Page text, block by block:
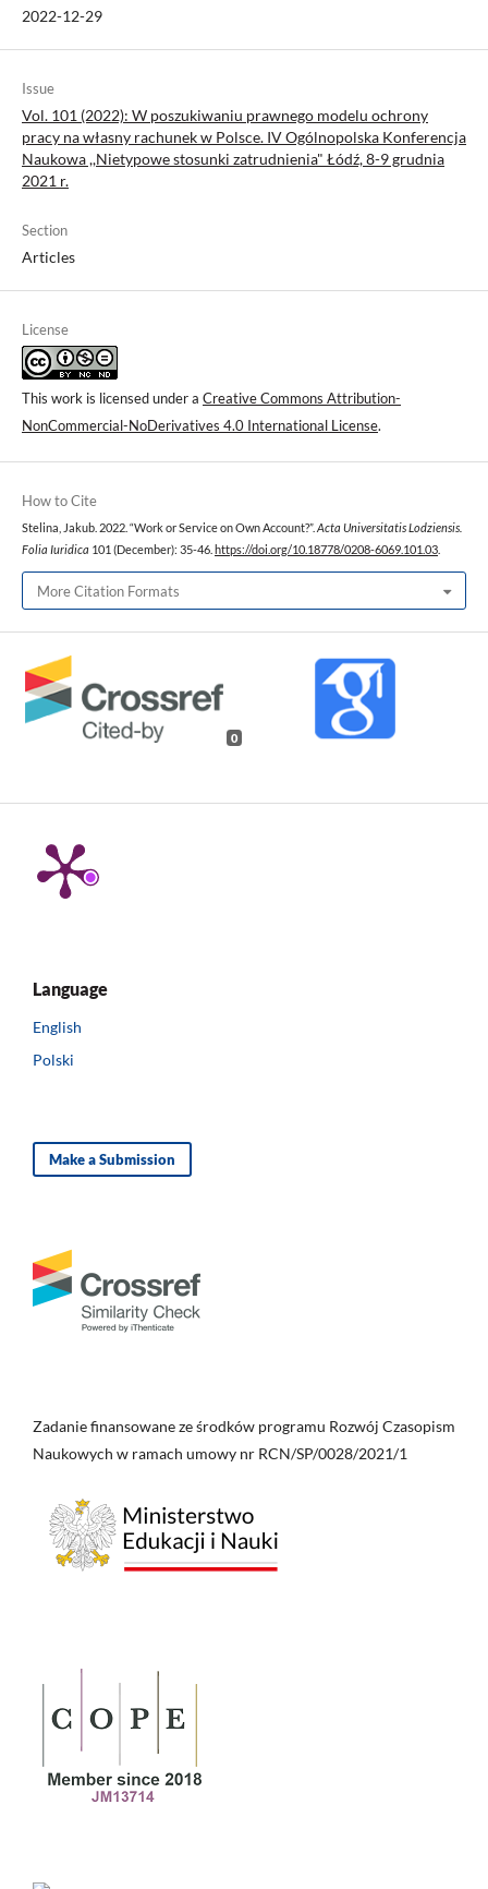
2022-12-29
Issue
Vol. 101 (2022): W poszukiwaniu prawnego modelu ochrony
pracy na własny rachunek w Polsce. IV Ogólnopolska Konferencja
Naukowa ,,Nietypowe stosunki zatrudnienia" Łódź, 8-9 grudnia
2021 r.
Section
Articles
License
This work is licensed under a Creative Commons Attribution-
NonCommercial-NoDerivatives 4.0 International License.
How to Cite
Stelina, Jakub. 2022. “Work or Service on Own Account?”. Acta Universitatis Lodziensis.
Folia Iuridica 101 (December): 35-46. https://doi.org/10.18778/0208-6069.101.03
More Citation Formats
0
Language
English
Polski
Make a Submission
Zadanie finansowane ze środków programu Rozwój Czasopism
Naukowych w ramach umowy nr RCN/SP/0028/2021/1